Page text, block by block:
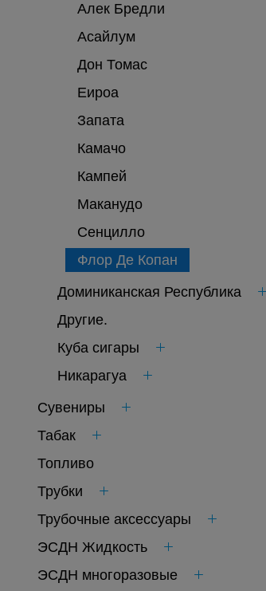
Алек Бредли
Асайлум
Дон Томас
Еироа
Запата
Камачо
Кампей
Маканудо
Сенцилло
Флор Де Копан
Доминиканская Республика
Другие.
Куба сигары
Никарагуа
Сувениры
Табак
Топливо
Трубки
Трубочные аксессуары
ЭСДН Жидкость
ЭСДН многоразовые